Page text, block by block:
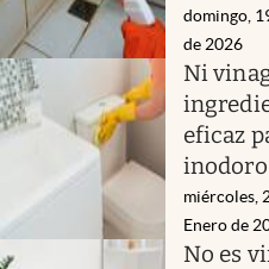
domingo,
de 2026
Ni
eficaz
inodoro
miércoles,
Enero de
No es